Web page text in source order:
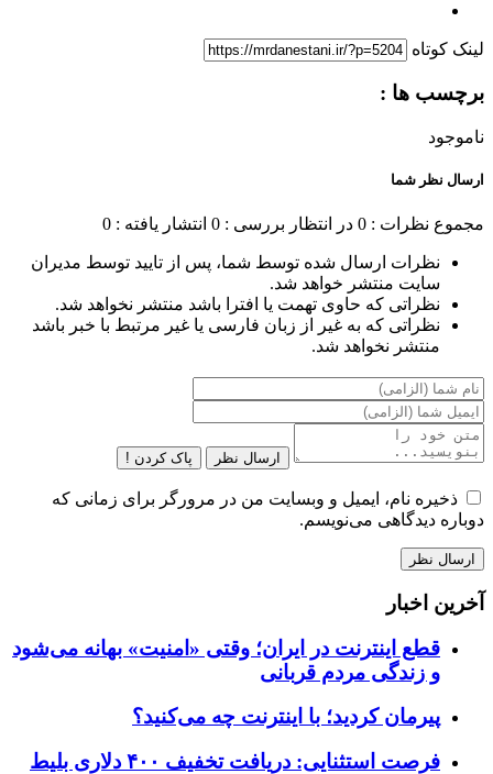
لینک کوتاه
برچسب ها :
ناموجود
ارسال نظر شما
مجموع نظرات : 0 در انتظار بررسی : 0 انتشار یافته : 0
نظرات ارسال شده توسط شما، پس از تایید توسط مدیران
سایت منتشر خواهد شد.
نظراتی که حاوی تهمت یا افترا باشد منتشر نخواهد شد.
نظراتی که به غیر از زبان فارسی یا غیر مرتبط با خبر باشد
منتشر نخواهد شد.
ارسال نظر پاک کردن !
ذخیره نام، ایمیل و وبسایت من در مرورگر برای زمانی که
دوباره دیدگاهی می‌نویسم.
آخرین اخبار
قطع اینترنت در ایران؛ وقتی «امنیت» بهانه می‌شود
و زندگی مردم قربانی
پیرمان کردید؛ با اینترنت چه می‌کنید؟
فرصت استثنایی: دریافت تخفیف ۴۰۰ دلاری بلیط